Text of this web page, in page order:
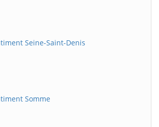
Seine-Saint-Denis
Somme